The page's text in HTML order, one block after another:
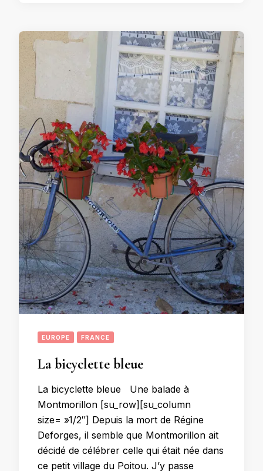
EUROPE FRANCE
La bicyclette bleue
La bicyclette bleue Une balade à
Montmorillon [su_row][su_column
size= »1/2″] Depuis la mort de Régine
Deforges, il semble que Montmorillon ait
décidé de célébrer celle qui était née dans
ce petit village du Poitou. J’y passe